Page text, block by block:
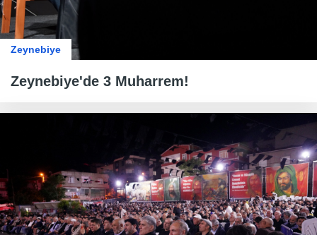
Zeynebiye
Zeynebiye'de 3 Muharrem!